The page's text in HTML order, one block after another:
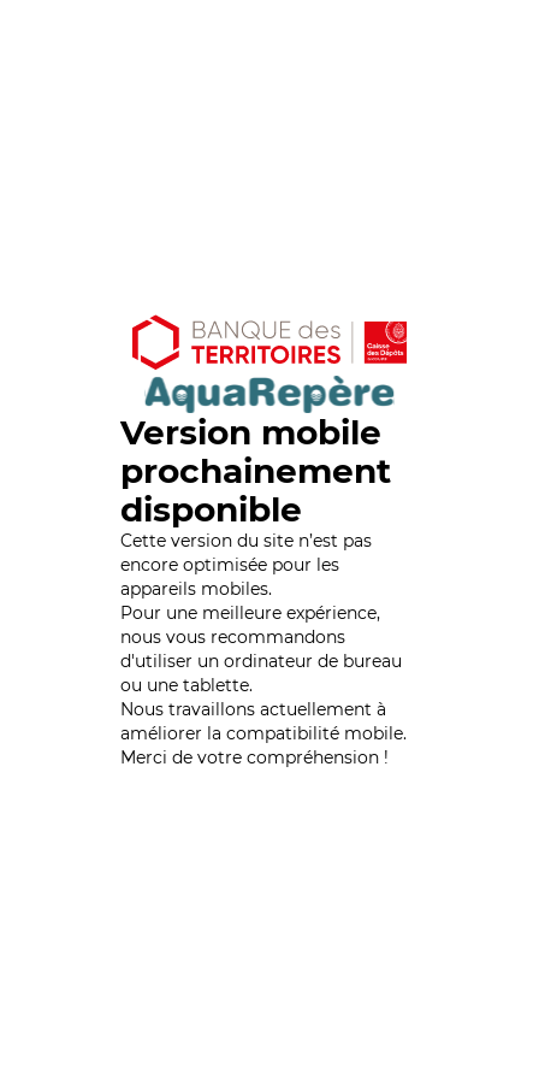
Version mobile
prochainement
disponible
Cette version du site n’est pas
encore optimisée pour les
appareils mobiles.
Pour une meilleure expérience,
nous vous recommandons
d'utiliser un ordinateur de bureau
ou une tablette.
Nous travaillons actuellement à
améliorer la compatibilité mobile.
Merci de votre compréhension !